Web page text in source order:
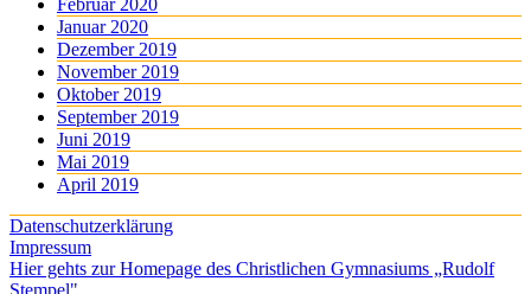
Februar 2020
Januar 2020
Dezember 2019
November 2019
Oktober 2019
September 2019
Juni 2019
Mai 2019
April 2019
Datenschutzerklärung
Impressum
Hier gehts zur Homepage des Christlichen Gymnasiums „Rudolf